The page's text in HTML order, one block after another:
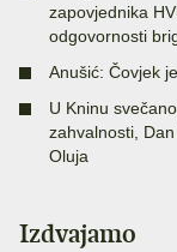
zapovjednika
odgovornosti
Anušić: Čovjek
U Kninu
zahvalnosti,
Oluja
Izdvajamo